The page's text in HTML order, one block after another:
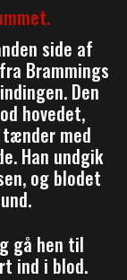
side af
Brammings
Den
hovedet,
med
Han undgik
og blodet
gå hen til
ind i blod.